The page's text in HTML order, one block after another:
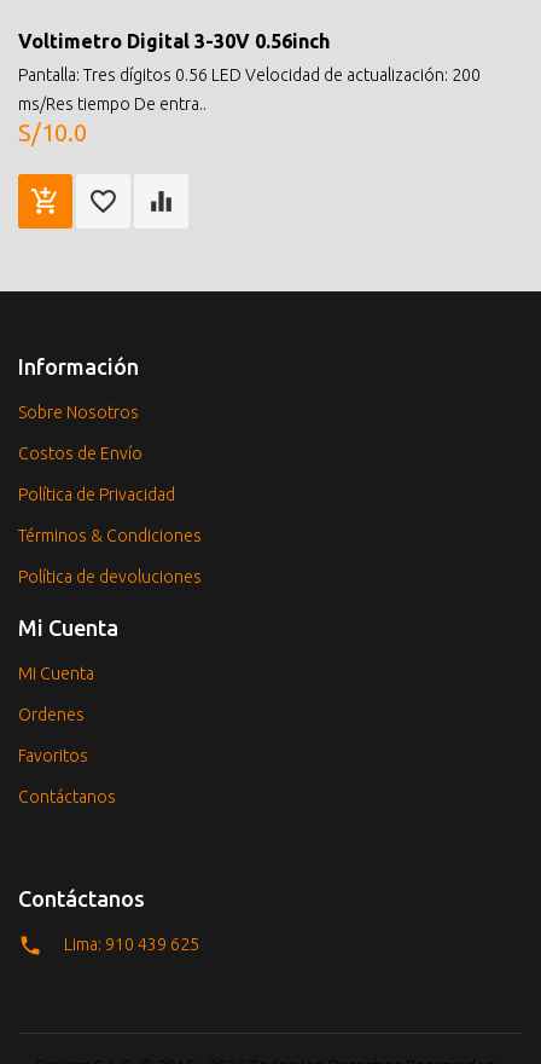
Voltimetro Digital 3-30V 0.56inch
Pantalla: Tres dígitos 0.56 LED Velocidad de actualización: 200
ms/Res tiempo De entra..
S/10.0
Información
Sobre Nosotros
Costos de Envío
Política de Privacidad
Términos & Condiciones
Política de devoluciones
Mi Cuenta
Mi Cuenta
Ordenes
Favoritos
Contáctanos
Contáctanos
Lima: 910 439 625